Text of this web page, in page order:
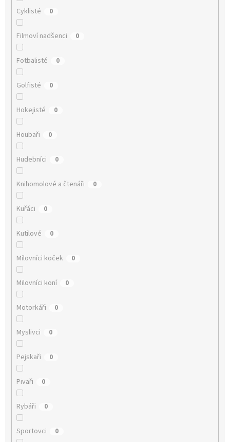
Cyklisté 0
Filmoví nadšenci 0
Fotbalisté 0
Golfisté 0
Hokejisté 0
Houbaři 0
Hudebníci 0
Knihomolové a čtenáři 0
Kuřáci 0
Kutilové 0
Milovníci koček 0
Milovníci koní 0
Motorkáři 0
Myslivci 0
Pejskaři 0
Pivaři 0
Rybáři 0
Sportovci 0